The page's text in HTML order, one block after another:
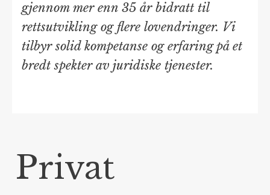
gjennom mer enn 35 år bidratt til
rettsutvikling og flere lovendringer. Vi
tilbyr solid kompetanse og erfaring på et
bredt spekter av juridiske tjenester.
Privat